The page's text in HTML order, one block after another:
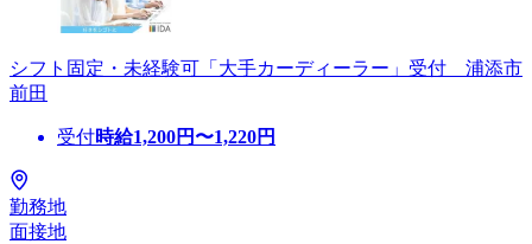
シフト固定・未経験可「大手カーディーラー」受付 浦添市
前田
受付時給1,200円〜1,220円
勤務地
面接地